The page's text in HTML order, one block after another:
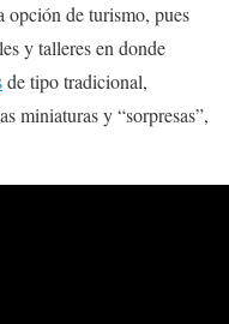
opción de turismo, pues
y talleres en donde
de tipo tradicional,
miniaturas y “sorpresas”,